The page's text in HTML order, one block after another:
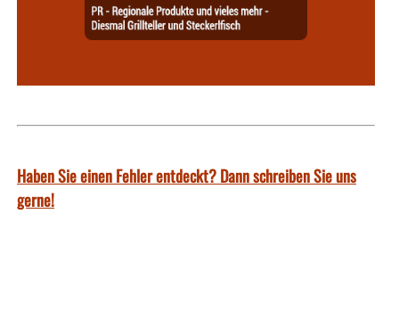
Haben Sie einen Fehler entdeckt? Dann schreiben Sie uns
gerne!